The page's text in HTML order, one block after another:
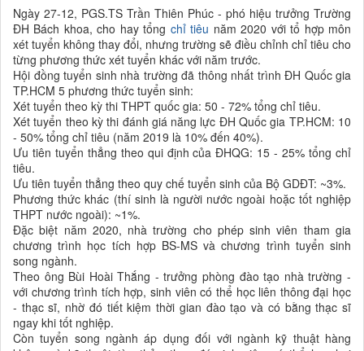
Ngày 27-12, PGS.TS Trần Thiên Phúc - phó hiệu trưởng Trường
ĐH Bách khoa, cho hay tổng chỉ tiêu năm 2020 với tổ hợp môn
xét tuyển không thay đổi, nhưng trường sẽ điều chỉnh chỉ tiêu cho
từng phương thức xét tuyển khác với năm trước.
Hội đồng tuyển sinh nhà trường đã thông nhất trình ĐH Quốc gia
TP.HCM 5 phương thức tuyển sinh:
Xét tuyển theo kỳ thi THPT quốc gia: 50 - 72% tổng chỉ tiêu.
Xét tuyển theo kỳ thi đánh giá năng lực ĐH Quốc gia TP.HCM: 10
- 50% tổng chỉ tiêu (năm 2019 là 10% đến 40%).
Ưu tiên tuyển thẳng theo qui định của ĐHQG: 15 - 25% tổng chỉ
tiêu.
Ưu tiên tuyển thẳng theo quy chế tuyển sinh của Bộ GDĐT: ~3%.
Phương thức khác (thí sinh là người nước ngoài hoặc tốt nghiệp
THPT nước ngoài): ~1%.
Đặc biệt năm 2020, nhà trường cho phép sinh viên tham gia
chương trình học tích hợp BS-MS và chương trình tuyển sinh
song ngành.
Theo ông Bùi Hoài Thắng - trưởng phòng đào tạo nhà trường -
với chương trình tích hợp, sinh viên có thể học liên thông đại học
- thạc sĩ, nhờ đó tiết kiệm thời gian đào tạo và có bằng thạc sĩ
ngay khi tốt nghiệp.
Còn tuyển song ngành áp dụng đối với ngành kỹ thuật hàng